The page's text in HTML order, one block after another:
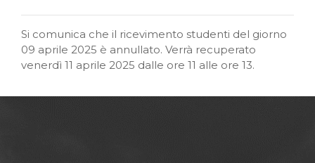
Si comunica che il ricevimento studenti del giorno
09 aprile 2025 è annullato. Verrà recuperato
venerdì 11 aprile 2025 dalle ore 11 alle ore 13.